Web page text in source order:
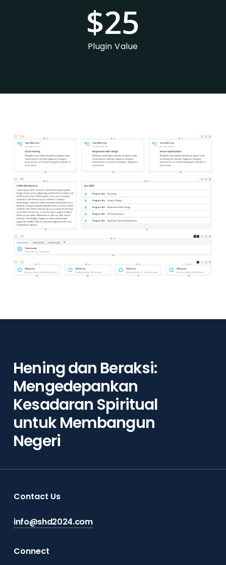
$25
Plugin Value
Hening dan Beraksi:
Mengedepankan
Kesadaran Spiritual
untuk Membangun
Negeri
Contact Us
info@shd2024.com
Connect